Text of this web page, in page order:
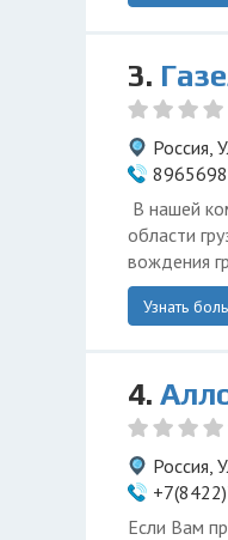
3.
Россия,
В нашей
области
вождения
Узнать
4.
Россия,
Если Вам